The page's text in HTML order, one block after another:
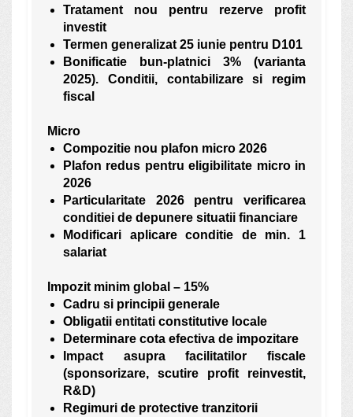
Tratament nou pentru rezerve profit
investit
Termen generalizat 25 iunie pentru D101
Bonificatie bun-platnici 3% (varianta
2025). Conditii, contabilizare si regim
fiscal
Micro
Compozitie nou plafon micro 2026
Plafon redus pentru eligibilitate micro in
2026
Particularitate 2026 pentru verificarea
conditiei de depunere situatii financiare
Modificari aplicare conditie de min. 1
salariat
Impozit minim global – 15%
Cadru si principii generale
Obligatii entitati constitutive locale
Determinare cota efectiva de impozitare
Impact asupra facilitatilor fiscale
(sponsorizare, scutire profit reinvestit,
R&D)
Regimuri de protective tranzitorii